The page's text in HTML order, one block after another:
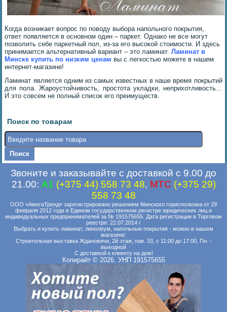
Когда возникает вопрос по поводу выбора напольного покрытия,
ответ появляется в основном один – паркет. Однако не все могут
позволить себе паркетный пол, из-за его высокой стоимости. И здесь
принимается альтернативный вариант – это ламинат.Ламинат в
Минске купить по низким ценам вы с легкостью можете в нашем
интернет-магазине!
Ламинат является одним из самых известных в наше время покрытий
для пола. Жароустойчивость, простота укладки, неприхотливость…
И это совсем не полный список его преимуществ.
Поиск по товарам
Звоните и заказывайте с доставкой с 9.00 до
21.00: A1 (+375 44) 558 73 48, MTC (+375 29)
558 73 48
ООО «АмегаТренд» зарегистрировано решением Минского горисполкома от 29
февраля 2012 года в Едином государственном регистре юридических лиц и
индивидуальных предпринимателей за № 191575655. Дата регистрации в Торговом
реестре: 22.07.2014 г
Выбрать и купить ламинат, линолеум, напольные покрытия - можно в нашем
магазине:
Строительная выставка Ждановичи, 2й этаж, пав. 33, с 11:00 до 17:00, Пн. -
выходной
С доставкой к клиенту на дом!
Копирайт © 2026. УНП 191575655